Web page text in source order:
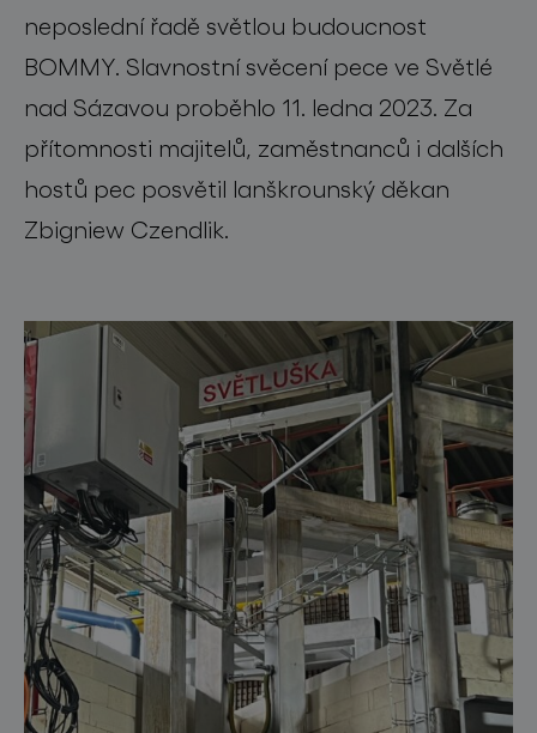
o značce
pro profesionály
store locator
sledujte nás
neposlední řadě světlou budoucnost
BOMMY. Slavnostní svěcení pece ve Světlé
nad Sázavou proběhlo 11. ledna 2023. Za
přítomnosti majitelů, zaměstnanců i dalších
hostů pec posvětil lanškrounský děkan
Zbigniew Czendlik.